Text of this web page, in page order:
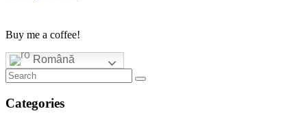
Buy me a coffee!
Română
Categories